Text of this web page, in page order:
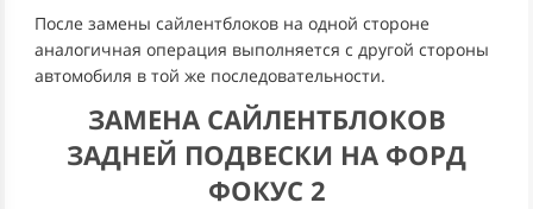
После замены сайлентблоков на одной стороне
аналогичная операция выполняется с другой стороны
автомобиля в той же последовательности.
ЗАМЕНА САЙЛЕНТБЛОКОВ
ЗАДНЕЙ ПОДВЕСКИ НА ФОРД
ФОКУС 2